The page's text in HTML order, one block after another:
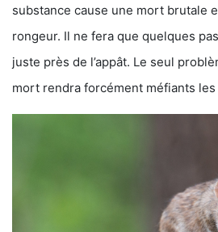
substance cause une mort brutale
rongeur. Il ne fera que quelques
juste près de l’appât. Le seul
mort rendra forcément méfiants